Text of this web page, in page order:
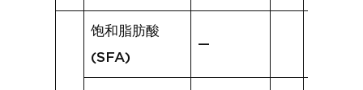
饱和脂肪酸
(SFA)
—